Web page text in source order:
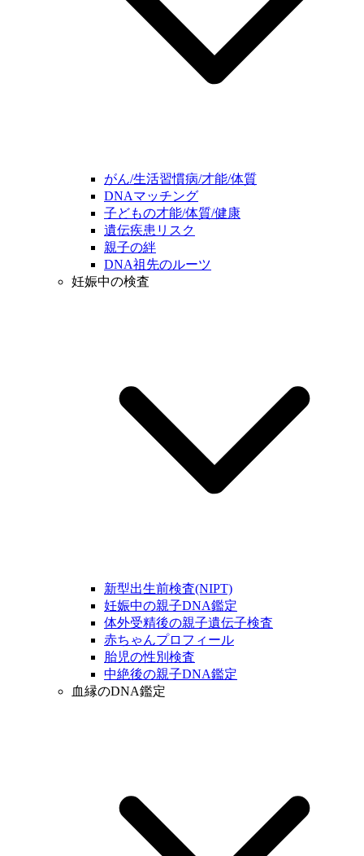
がん/生活習慣病/才能/体質
DNAマッチング
子どもの才能/体質/健康
遺伝疾患リスク
親子の絆
DNA祖先のルーツ
妊娠中の検査
新型出生前検査(NIPT)
妊娠中の親子DNA鑑定
体外受精後の親子遺伝子検査
赤ちゃんプロフィール
胎児の性別検査
中絶後の親子DNA鑑定
血縁のDNA鑑定